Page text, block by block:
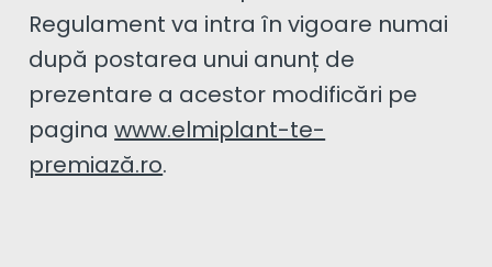
Regulament va intra în vigoare numai
după postarea unui anunț de
prezentare a acestor modificări pe
paginawww.elmiplant-te-
premiază.ro.